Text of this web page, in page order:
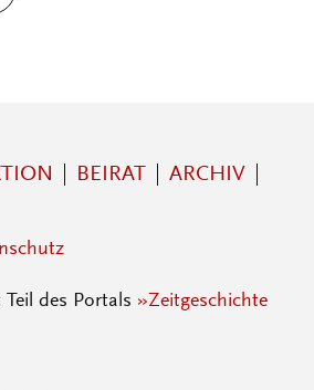
BEIRAT
ARCHIV
des Portals »Zeitgeschichte